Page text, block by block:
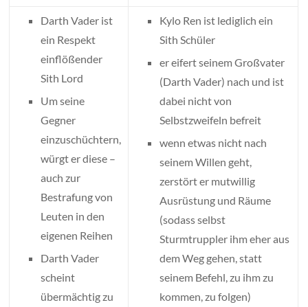
Darth Vader ist
ein Respekt
einflößender
Sith Lord
Um seine
Gegner
einzuschüchtern,
würgt er diese –
auch zur
Bestrafung von
Leuten in den
eigenen Reihen
Darth Vader
scheint
übermächtig zu
Kylo Ren ist lediglich ein
Sith Schüler
er eifert seinem Großvater
(Darth Vader) nach und ist
dabei nicht von
Selbstzweifeln befreit
wenn etwas nicht nach
seinem Willen geht,
zerstört er mutwillig
Ausrüstung und Räume
(sodass selbst
Sturmtruppler ihm eher aus
dem Weg gehen, statt
seinem Befehl, zu ihm zu
kommen, zu folgen)